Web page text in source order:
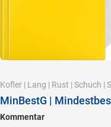
Kofler | Lang | Rust | Schuch |
MinBestG |
Kommentar